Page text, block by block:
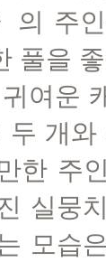
의 주
풀을
여운
두 개
한 주
실뭉
모습